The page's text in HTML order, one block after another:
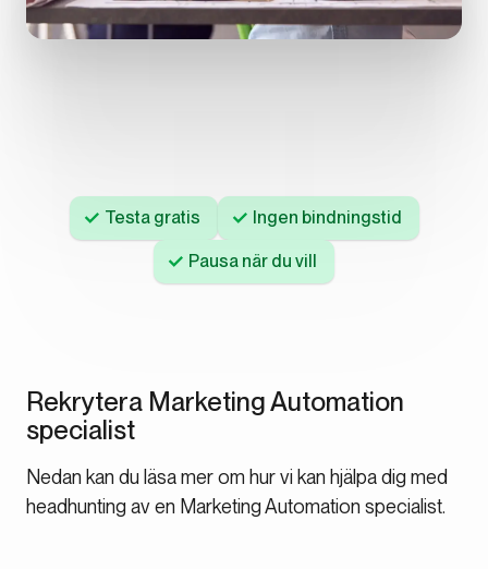
Testa gratis Ingen bindningstid
Pausa när du vill
Rekrytera Marketing Automation
specialist
Nedan kan du läsa mer om hur vi kan hjälpa dig med
headhunting av en Marketing Automation specialist.